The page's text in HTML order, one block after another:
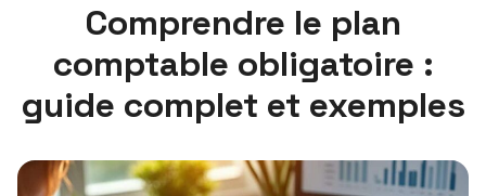
Comprendre le plan
comptable obligatoire :
guide complet et exemples